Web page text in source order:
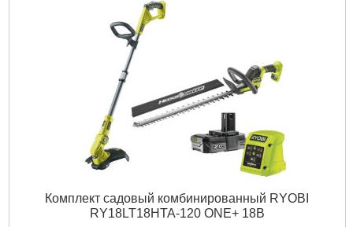
Комплект садовый комбинированный RYOBI
RY18LT18HTA-120 ONE+ 18В